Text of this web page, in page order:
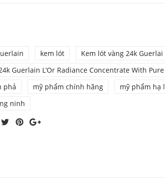
kem lót
Kem lót vàng 24k Guerlai
Guerlain L’Or Radiance Concentrate With
phả
mỹ phẩm chính hãng
mỹ phẩm hạ
ninh